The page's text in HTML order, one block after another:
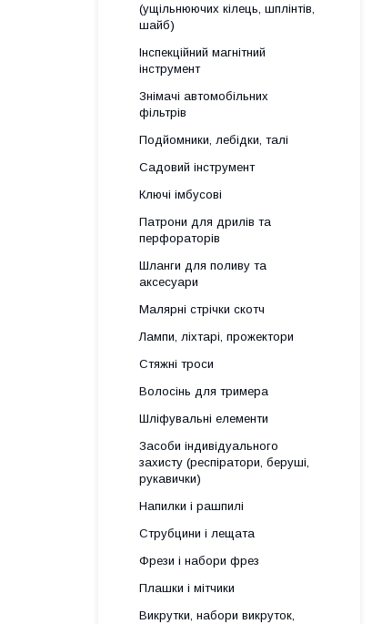
(ущільнюючих кілець, шплінтів,
шайб)
Інспекційний магнітний
інструмент
Знімачі автомобільних
фільтрів
Подйомники, лебідки, талі
Садовий інструмент
Ключі імбусові
Патрони для дрилів та
перфораторів
Шланги для поливу та
аксесуари
Малярні стрічки скотч
Лампи, ліхтарі, прожектори
Стяжні троси
Волосінь для тримера
Шліфувальні елементи
Засоби індивідуального
захисту (респіратори, беруші,
рукавички)
Напилки і рашпилі
Струбцини і лещата
Фрези і набори фрез
Плашки і мітчики
Викрутки, набори викруток,